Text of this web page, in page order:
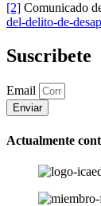
[2] Comunicado
del-delito-de-
Suscribete
Email
Enviar
Actualmente